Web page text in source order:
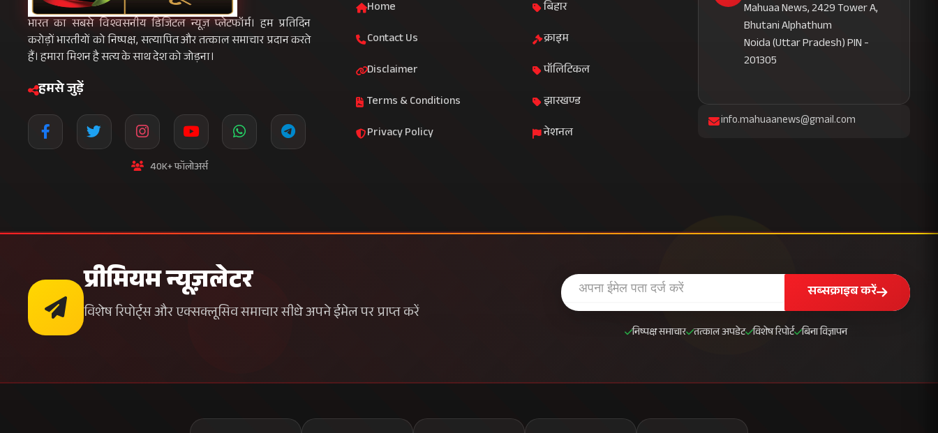
भारत का सबसे विश्वसनीय डिजिटल न्यूज़ प्लेटफॉर्म। हम प्रतिदिन
करोड़ों भारतीयों को निष्पक्ष, सत्यापित और तत्काल समाचार प्रदान करते
हैं। हमारा मिशन है सत्य के साथ देश को जोड़ना।
हमसे जुड़ें
40K+ फॉलोअर्स
Home
Contact Us
Disclaimer
Terms & Conditions
Privacy Policy
बिहार
क्राइम
पॉलिटिकल
झारखण्ड
नेशनल
Mahuaa News, 2429 Tower A,
Bhutani Alphathum
Noida (Uttar Pradesh) PIN -
201305
info.mahuaanews@gmail.com
प्रीमियम न्यूज़लेटर
विशेष रिपोर्ट्स और एक्सक्लूसिव समाचार सीधे अपने ईमेल पर प्राप्त करें
सब्सक्राइब करें
निष्पक्ष समाचार तत्काल अपडेट विशेष रिपोर्ट बिना विज्ञापन